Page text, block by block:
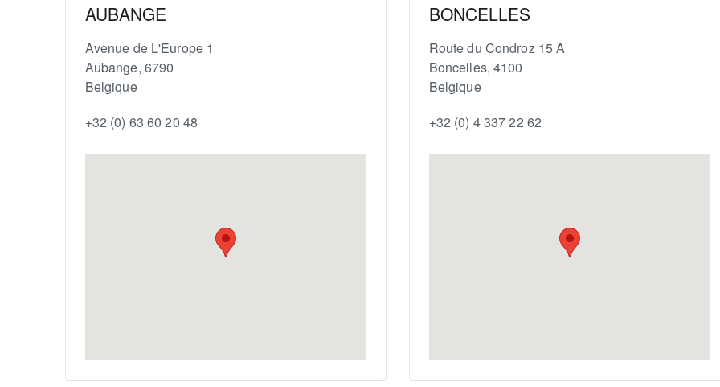
AUBANGE
Avenue de L'Europe 1
Aubange, 6790
Belgique
+32 (0) 63 60 20 48
BONCELLES
Route du Condroz 15 A
Boncelles, 4100
Belgique
+32 (0) 4 337 22 62